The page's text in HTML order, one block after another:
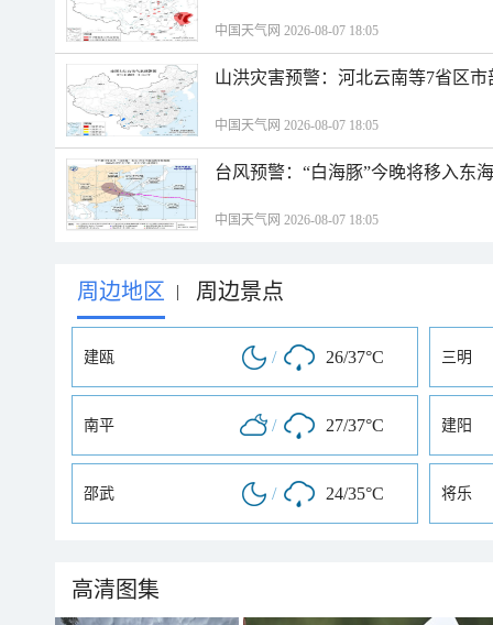
中国天气网 2026-08-07 18:05
山洪灾害预警：河北云南等7省区
中国天气网 2026-08-07 18:05
台风预警：“白海豚”今晚将移入东
中国天气网 2026-08-07 18:05
周边地区 | 周边景点
建瓯 / 26/37°C 三明
南平 / 27/37°C 建阳
邵武 / 24/35°C 将乐
高清图集